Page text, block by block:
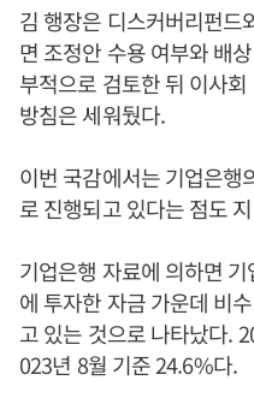
김 행장은 디스커버리펀드
면 조정안 수용 여부와 배
부적으로 검토한 뒤 이사
방침은 세워뒀다.
이번 국감에서는 기업은행
로 진행되고 있다는 점도
기업은행 자료에 의하면
에 투자한 자금 가운데 비
고 있는 것으로 나타났다.
023년 8월 기준 24.6%다.